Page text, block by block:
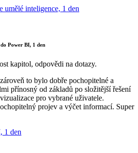
inteligence, 1 den
Power BI, 1 den
kapitol, odpovědi na dotazy.
to bylo dobře pochopitelné a
přínosný od základů po složitější řešení
pro vybrané uživatele.
projev a výčet informací. Super
1 den